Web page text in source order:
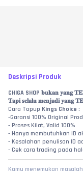
Deskripsi Produk
CHIGA SHOP 𝐛𝐮𝐤𝐚𝐧 𝐲𝐚𝐧𝐠
𝐓𝐚𝐩𝐢 𝐬𝐞𝐥𝐚𝐥𝐮 𝐦𝐞𝐧𝐣𝐚𝐝𝐢 𝐲𝐚𝐧𝐠
Cara Topup Kings Choice :
-Garansi 100% Original
- Proses Kilat, Valid 100%
- Hanya membutuhkan ID
- Kesalahan penulisan ID
- Cek cara trading pada
Kamu menemukan